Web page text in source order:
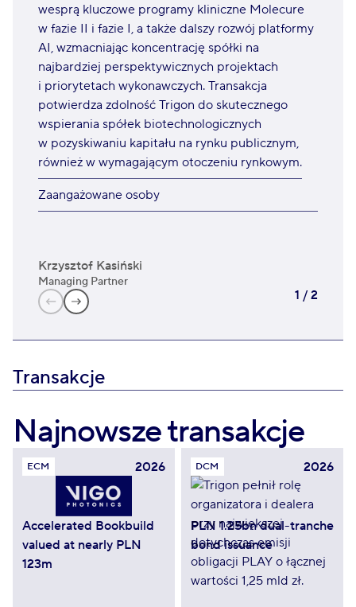
wesprą kluczowe programy kliniczne Molecure
w fazie II i fazie I, a także dalszy rozwój platformy
AI, wzmacniając koncentrację spółki na
najbardziej perspektywicznych projektach
i priorytetach wykonawczych. Transakcja
potwierdza zdolność Trigon do skutecznego
wspierania spółek biotechnologicznych
w pozyskiwaniu kapitału na rynku publicznym,
również w wymagającym otoczeniu rynkowym.
Zaangażowane osoby
Krzysztof Kasiński
Managing Partner
1 / 2
Transakcje
Najnowsze transakcje
ECM 2026
Accelerated Bookbuild
valued at nearly PLN
123m
DCM 2026
PLN 1.25bn dual-tranche
bond issuance